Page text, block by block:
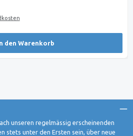
den Warenkorb
unseren regelmässig erscheinenden
stets unter den Ersten sein, über neue